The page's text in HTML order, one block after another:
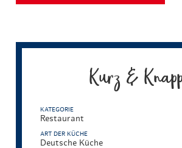
Kurz & Knapp
KATEGORIE
Restaurant
ART DER KÜCHE
Deutsche Küche